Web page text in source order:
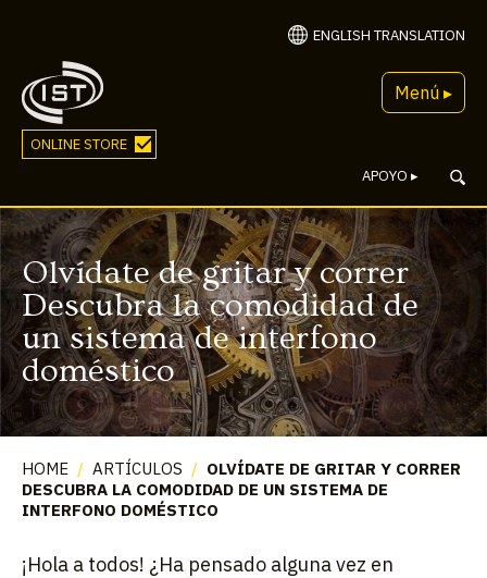
ENGLISH TRANSLATION
Menú ▸
ONLINE STORE
APOYO ▸
Olvídate de gritar y correr
Descubra la comodidad de
un sistema de interfono
doméstico
HOME / ARTÍCULOS / OLVÍDATE DE GRITAR Y CORRER
DESCUBRA LA COMODIDAD DE UN SISTEMA DE
INTERFONO DOMÉSTICO
¡Hola a todos! ¿Ha pensado alguna vez en